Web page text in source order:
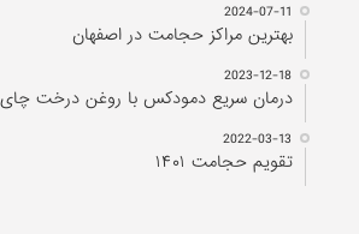
2024-07-11
بهترین مراکز حجامت در اصفهان
2023-12-18
درمان سریع دمودکس با روغن درخت چای
2022-03-13
تقویم حجامت ۱۴۰۱